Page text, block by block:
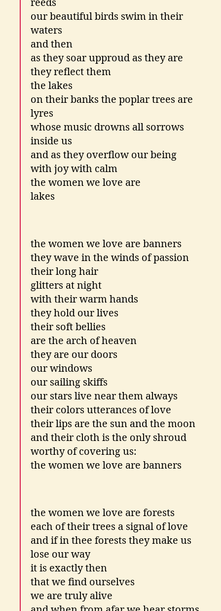
reeds
our beautiful birds swim in their
waters
and then
as they soar upproud as they are
they reflect them
the lakes
on their banks the poplar trees are
lyres
whose music drowns all sorrows
inside us
and as they overflow our being
with joy with calm
the women we love are
lakes
the women we love are banners
they wave in the winds of passion
their long hair
glitters at night
with their warm hands
they hold our lives
their soft bellies
are the arch of heaven
they are our doors
our windows
our sailing skiffs
our stars live near them always
their colors utterances of love
their lips are the sun and the moon
and their cloth is the only shroud
worthy of covering us:
the women we love are banners
the women we love are forests
each of their trees a signal of love
and if in thee forests they make us
lose our way
it is exactly then
that we find ourselves
we are truly alive